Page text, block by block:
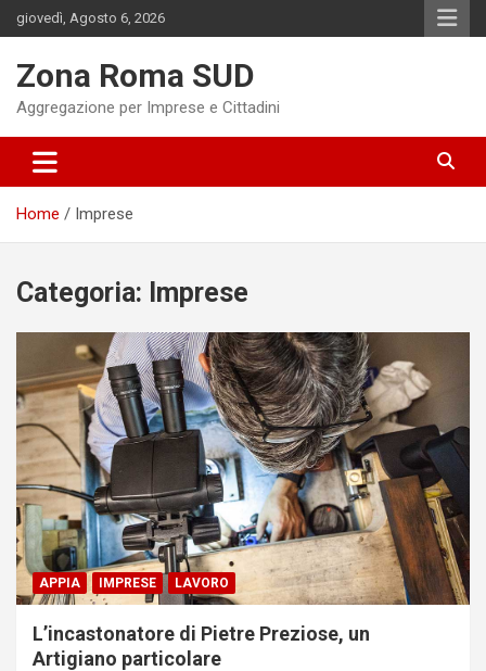
Skip
to
giovedì, Agosto 6, 2026
Zona Roma SUD
Aggregazione per Imprese e Cittadini
Home Imprese
Categoria: Imprese
APPIA IMPRESE LAVORO
L’incastonatore di Pietre Preziose, un
Artigiano particolare